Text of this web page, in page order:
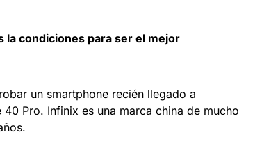
la condiciones para ser el mejor
un smartphone recién llegado a
Pro. Infinix es una marca china de mucho